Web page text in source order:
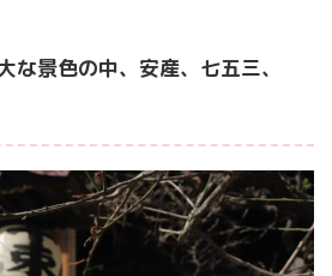
な景色の中、安産、七五三、